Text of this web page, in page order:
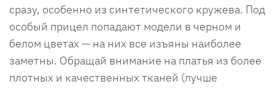
сразу, особенно из синтетического кружева. Под
особый прицел попадают модели в черном и
белом цветах — на них все изъяны наиболее
заметны. Обращай внимание на платья из более
плотных и качественных тканей (лучше